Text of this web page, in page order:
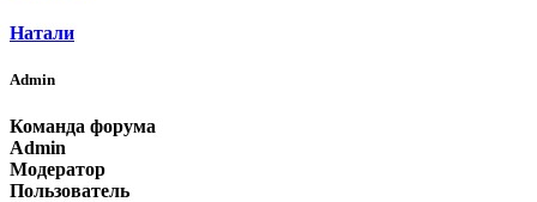
Натали
Admin
Команда форума
Admin
Модератор
Пользователь